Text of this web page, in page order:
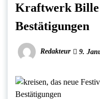
Kraftwerk Bille
Bestätigungen
Redakteur 9.